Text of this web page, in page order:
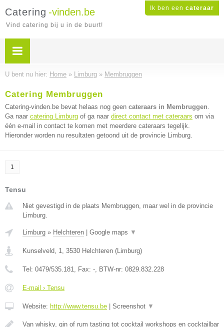
Ik ben een cateraar
Catering -vinden.be
Vind catering bij u in de buurt!
U bent nu hier: Home » Limburg » Membruggen
Catering Membruggen
Catering-vinden.be bevat helaas nog geen cateraars in Membruggen.
Ga naar catering Limburg of ga naar direct contact met cateraars om via
één e-mail in contact te komen met meerdere cateraars tegelijk.
Hieronder worden nu resultaten getoond uit de provincie Limburg.
1
Tensu
Niet gevestigd in de plaats Membruggen, maar wel in de provincie
Limburg.
Limburg » Helchteren Google maps ▼
Kunselveld, 1, 3530 Helchteren (Limburg)
Tel: 0479/535.181, Fax: -, BTW-nr: 0829.832.228
E-mail › Tensu
Website: http://www.tensu.be Screenshot ▼
Van whisky, gin of rum tasting tot cocktail workshops en cocktailbar